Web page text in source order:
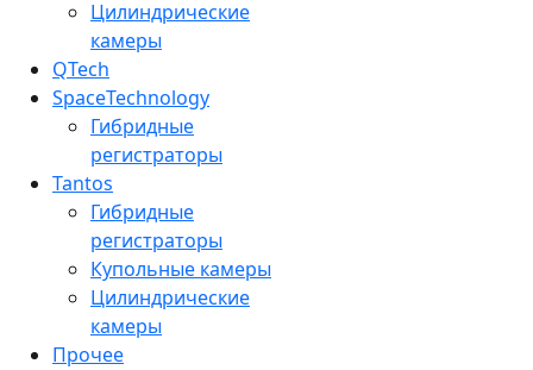
Цилиндрические
камеры
QTech
SpaceTechnology
Гибридные
регистраторы
Tantos
Гибридные
регистраторы
Купольные камеры
Цилиндрические
камеры
Прочее